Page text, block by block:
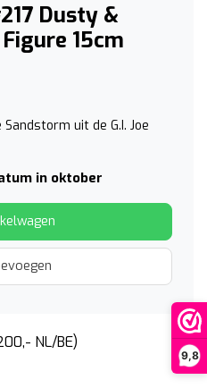
9,8
Dusty &
15cm
uit de G.I. Joe
in oktober
NL/BE)